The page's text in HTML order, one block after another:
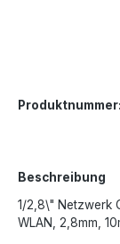
Produktnummer:
Beschreibung
1/2,8\" Netzwerk
WLAN, 2,8mm,